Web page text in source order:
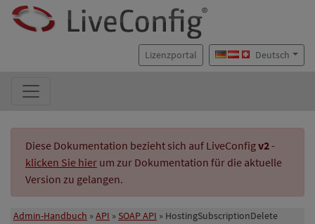
Lizenzportal Deutsch
Diese Dokumentation bezieht sich auf LiveConfigv2-
klicken Sie hier um zur Dokumentation für die aktuelle
Version zu gelangen.
Admin-Handbuch API SOAP API HostingSubscriptionDelete